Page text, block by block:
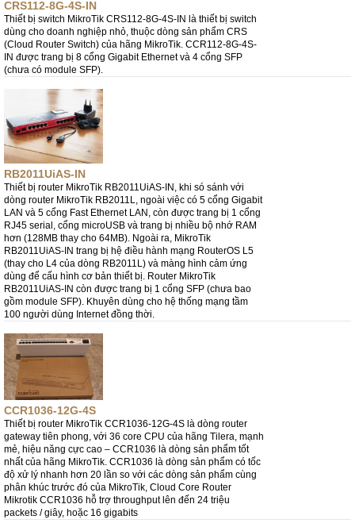
CRS112-8G-4S-IN
Thiết bị switch MikroTik CRS112-8G-4S-IN là thiết bị switch
dùng cho doanh nghiệp nhỏ, thuộc dòng sản phẩm CRS
(Cloud Router Switch) của hãng MikroTik. CCR112-8G-4S-
IN được trang bị 8 cổng Gigabit Ethernet và 4 cổng SFP
(chưa có module SFP).
RB2011UiAS-IN
Thiết bị router MikroTik RB2011UiAS-IN, khi só sánh với
dòng router MikroTik RB2011L, ngoài việc có 5 cổng Gigabit
LAN và 5 cổng Fast Ethernet LAN, còn được trang bị 1 cổng
RJ45 serial, cổng microUSB và trang bị nhiều bộ nhớ RAM
hơn (128MB thay cho 64MB). Ngoài ra, MikroTik
RB2011UiAS-IN trang bị hệ điều hành mạng RouterOS L5
(thay cho L4 của dòng RB2011L) và màng hình cảm ứng
dùng để cấu hình cơ bản thiết bị. Router MikroTik
RB2011UiAS-IN còn được trang bị 1 cổng SFP (chưa bao
gồm module SFP). Khuyên dùng cho hệ thống mạng tầm
100 người dùng Internet đồng thời.
CCR1036-12G-4S
Thiết bị router MikroTik CCR1036-12G-4S là dòng router
gateway tiên phong, với 36 core CPU của hãng Tilera, mạnh
mẻ, hiệu năng cực cao – CCR1036 là dòng sản phẩm tốt
nhất của hãng MikroTik. CCR1036 là dòng sản phẩm có tốc
độ xử lý nhanh hơn 20 lần so với các dòng sản phẩm cùng
phân khúc trước đó của MikroTik, Cloud Core Router
Mikrotik CCR1036 hỗ trợ throughput lên đến 24 triệu
packets / giây, hoặc 16 gigabits